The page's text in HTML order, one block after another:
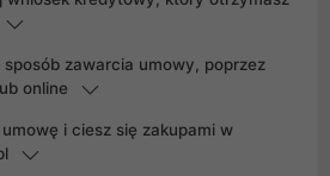
sposób zawarcia umowy, poprzez
online
umowę i ciesz się zakupami w